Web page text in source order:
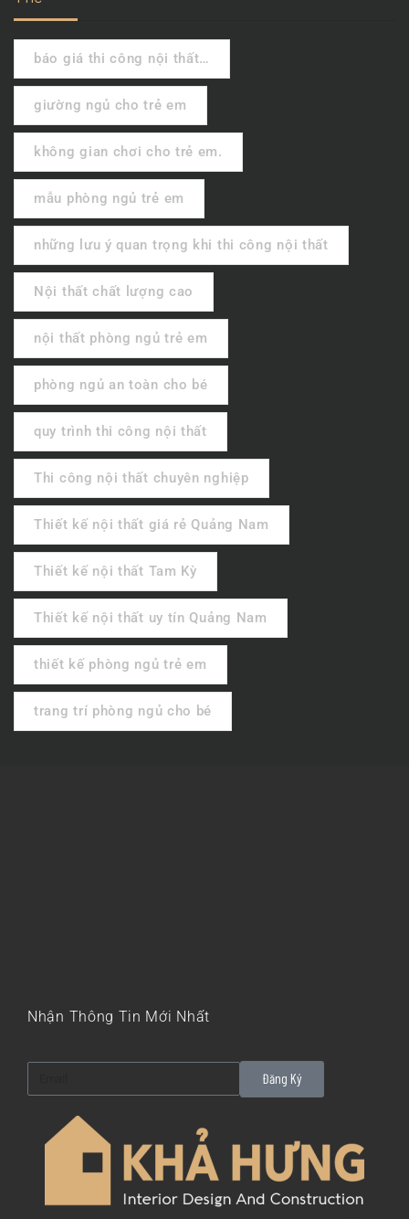
báo giá thi công nội thất…
giường ngủ cho trẻ em
không gian chơi cho trẻ em.
mẫu phòng ngủ trẻ em
những lưu ý quan trọng khi thi công nội thất
Nội thất chất lượng cao
nội thất phòng ngủ trẻ em
phòng ngủ an toàn cho bé
quy trình thi công nội thất
Thi công nội thất chuyên nghiệp
Thiết kế nội thất giá rẻ Quảng Nam
Thiết kế nội thất Tam Kỳ
Thiết kế nội thất uy tín Quảng Nam
thiết kế phòng ngủ trẻ em
trang trí phòng ngủ cho bé
Nhận Thông Tin Mới Nhất
Đăng Ký